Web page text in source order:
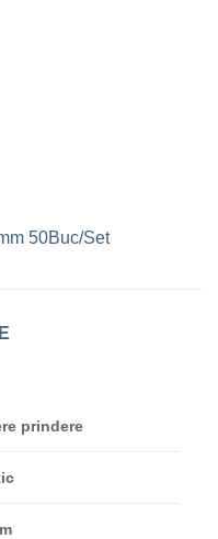
50Buc/Set
prindere